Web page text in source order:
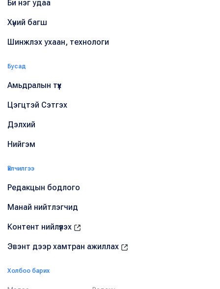
Би нэг удаа
Хүний багш
Шинжлэх ухаан, технологи
Бусад
Амьдралын түүх
Цэгцтэй Сэтгэх
Дэлхий
Нийгэм
Үйлчилгээ
Редакцын бодлого
Манай нийтлэгчид
Контент нийлүүлэх
Эвэнт дээр хамтран ажиллах
Холбоо барих